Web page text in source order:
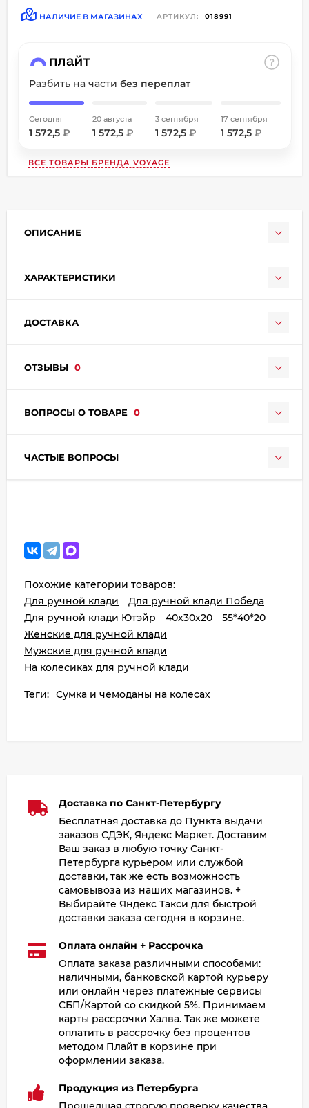
НАЛИЧИЕ В МАГАЗИНАХ АРТИКУЛ: 018991
Разбить на части без переплат
Сегодня
1 572,5 ₽
20 августа
1 572,5 ₽
3 сентября
1 572,5 ₽
17 сентября
1 572,5 ₽
ВСЕ ТОВАРЫ БРЕНДА VOYAGE
ОПИСАНИЕ
ХАРАКТЕРИСТИКИ
ДОСТАВКА
ОТЗЫВЫ 0
ВОПРОСЫ О ТОВАРЕ 0
ЧАСТЫЕ ВОПРОСЫ
2 недели
Похожие категории товаров:
Для ручной клади
Для ручной клади Победа
Для ручной клади Ютэйр
40х30х20
55*40*20
Женские для ручной клади
Мужские для ручной клади
На колесиках для ручной клади
Теги: Сумка и чемоданы на колесах
Доставка по Санкт-Петербургу
Бесплатная доставка до Пункта выдачи
заказов СДЭК, Яндекс Маркет. Доставим
Ваш заказ в любую точку Санкт-
Петербурга курьером или службой
доставки, так же есть возможность
самовывоза из наших магазинов. +
Выбирайте Яндекс Такси для быстрой
доставки заказа сегодня в корзине.
Оплата онлайн + Рассрочка
Оплата заказа различными способами:
наличными, банковской картой курьеру
или онлайн через платежные сервисы
СБП/Картой со скидкой 5%. Принимаем
карты рассрочки Халва. Так же можете
оплатить в рассрочку без процентов
методом Плайт в корзине при
оформлении заказа.
Продукция из Петербурга